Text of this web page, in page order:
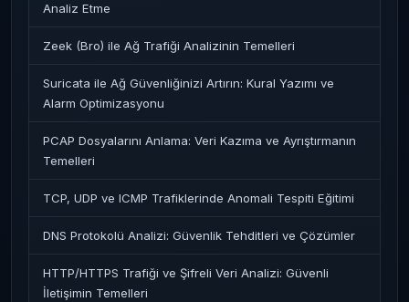
Analiz Etme
Zeek (Bro) ile Ağ Trafiği Analizinin Temelleri
Suricata ile Ağ Güvenliğinizi Artırın: Kural Yazımı ve
Alarm Optimizasyonu
PCAP Dosyalarını Anlama: Veri Kazıma ve Ayrıştırmanın
Temelleri
TCP, UDP ve ICMP Trafiklerinde Anomali Tespiti Eğitimi
DNS Protokolü Analizi: Güvenlik Tehditleri ve Çözümler
HTTP/HTTPS Trafiği ve Şifreli Veri Analizi: Güvenli
İletişimin Temelleri